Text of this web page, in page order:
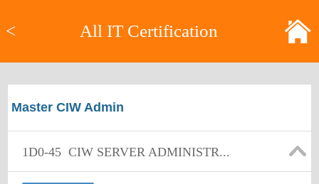
< All IT Certification
Master CIW Admin
1D0-45 CIW SERVER ADMINISTR...